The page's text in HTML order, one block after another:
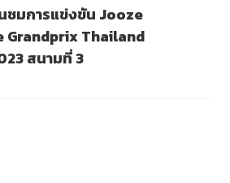
ชมการแข่งขัน Jooze
Grandprix Thailand
สนามที่ 3